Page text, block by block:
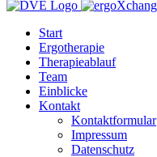
Start
Ergotherapie
Therapieablauf
Team
Einblicke
Kontakt
Kontaktformular
Impressum
Datenschutz